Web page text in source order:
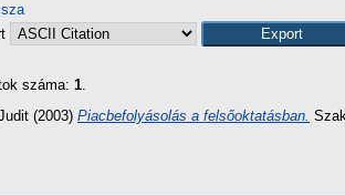
száma: 1.
(2003) Piacbefolyásolás a felsőoktatásban.